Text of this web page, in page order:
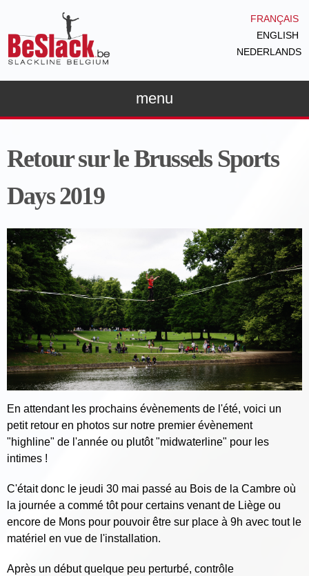
FRANÇAIS
ENGLISH
NEDERLANDS
menu
Retour sur le Brussels Sports
Days 2019
En attendant les prochains évènements de l'été, voici un
petit retour en photos sur notre premier évènement
"highline" de l'année ou plutôt "midwaterline" pour les
intimes !
C'était donc le jeudi 30 mai passé au Bois de la Cambre où
la journée a commé tôt pour certains venant de Liège ou
encore de Mons pour pouvoir être sur place à 9h avec tout le
matériel en vue de l'installation.
Après un début quelque peu perturbé, contrôle